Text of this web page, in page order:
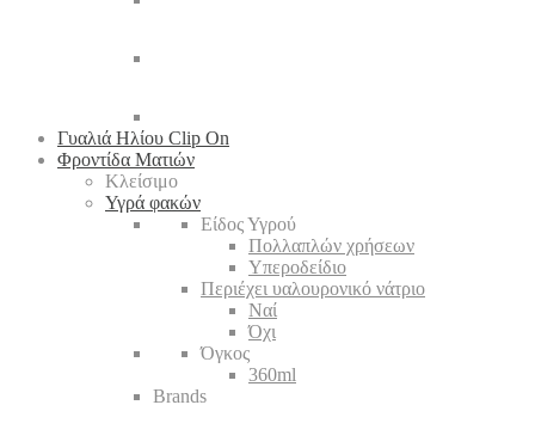
Γυαλιά Ηλίου Clip On
Φροντίδα Ματιών
Κλείσιμο
Υγρά φακών
Είδος Υγρού
Πολλαπλών χρήσεων
Υπεροδείδιο
Περιέχει υαλουρονικό νάτριο
Ναί
Όχι
Όγκος
360ml
Brands